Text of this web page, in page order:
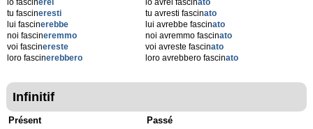
io fascinerei
tu fascineresti
lui fascinerebbe
noi fascineremmo
voi fascinereste
loro fascinerebbero
io avrei fascinato
tu avresti fascinato
lui avrebbe fascinato
noi avremmo fascinato
voi avreste fascinato
loro avrebbero fascinato
Infinitif
Présent Passé